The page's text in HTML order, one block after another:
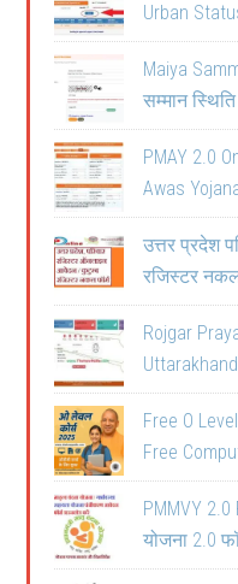
Urban
Maiya
सम्मान
PMAY 2.0
Awas
उत्तर प्रदेश
रजिस्टर नकल
Rojgar
Uttarakhand
Free O
Free
PMMVY 2.0
योजना 2.0